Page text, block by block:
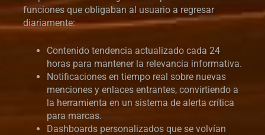
funciones que obligaban al usuario a regresar
diariamente:
Contenido tendencia actualizado cada 24
horas para mantener la relevancia informativa.
Notificaciones en tiempo real sobre nuevas
menciones y enlaces entrantes, convirtiendo a
la herramienta en un sistema de alerta crítica
para marcas.
Dashboards personalizados que se volvían